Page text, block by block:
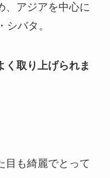
、アジアを中心に
バタ。
く取り上げられま
目も綺麗でとって